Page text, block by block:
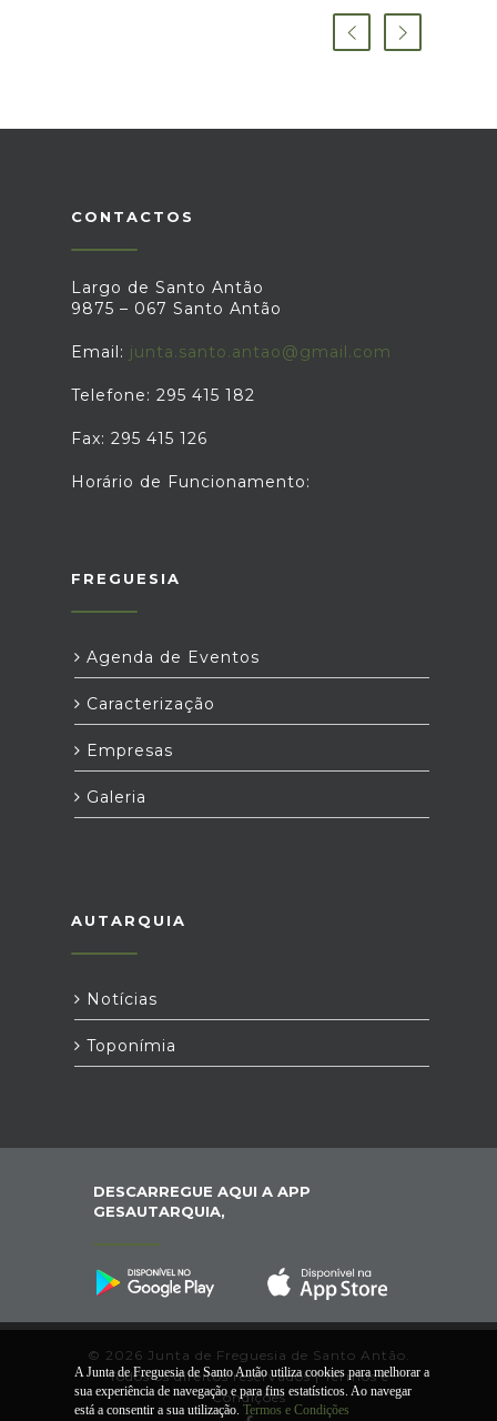
CONTACTOS
Largo de Santo Antão
9875 – 067 Santo Antão
Email: junta.santo.antao@gmail.com
Telefone: 295 415 182
Fax: 295 415 126
Horário de Funcionamento:
FREGUESIA
Agenda de Eventos
Caracterização
Empresas
Galeria
AUTARQUIA
Notícias
Toponímia
DESCARREGUE AQUI A APP
GESAUTARQUIA,
© 2026 Junta de Freguesia de Santo Antão.
Todos os direitos reservados |Termos e
Condições
A Junta de Freguesia de Santo Antão utiliza cookies para melhorar a
sua experiência de navegação e para fins estatísticos. Ao navegar
está a consentir a sua utilização. Termos e Condições